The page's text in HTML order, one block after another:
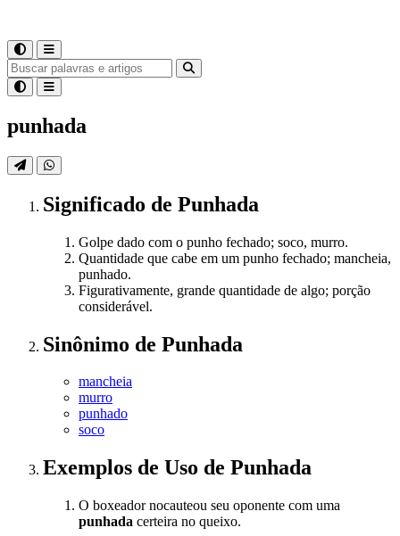
punhada
Significado de Punhada
Golpe dado com o punho fechado; soco, murro.
Quantidade que cabe em um punho fechado; mancheia,
punhado.
Figurativamente, grande quantidade de algo; porção
considerável.
Sinônimo de Punhada
mancheia
murro
punhado
soco
Exemplos de Uso de Punhada
O boxeador nocauteou seu oponente com uma
punhada certeira no queixo.